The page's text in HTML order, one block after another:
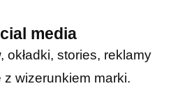
media
okładki, stories, reklamy
wizerunkiem marki.